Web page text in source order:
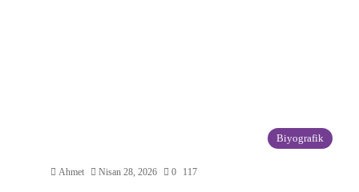
Biyografik
Ahmet Nisan 28, 2026 0 117